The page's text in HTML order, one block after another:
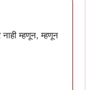
अस्सलbyचौथा कोनाडा
म्हणून, म्हणून